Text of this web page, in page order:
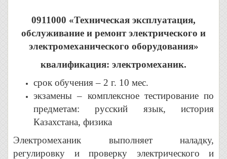
0911000 «Техническая эксплуатация,
обслуживание и ремонт электрического и
электромеханического оборудования»
квалификация: электромеханик.
срок обучения – 2 г. 10 мес.
экзамены – комплексное тестирование по
предметам: русский язык, история
Казахстана, физика
Электромеханик выполняет наладку,
регулировку и проверку электрического и